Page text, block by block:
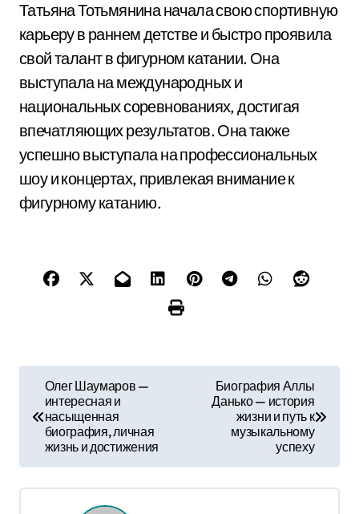
Татьяна Тотьмянина начала свою спортивную
карьеру в раннем детстве и быстро проявила
свой талант в фигурном катании. Она
выступала на международных и
национальных соревнованиях, достигая
впечатляющих результатов. Она также
успешно выступала на профессиональных
шоу и концертах, привлекая внимание к
фигурному катанию.
и
Олег Шаумаров —
интересная и
насыщенная
биография, личная
жизнь и достижения
Биография Аллы
Данько — история
жизни и путь к
музыкальному
успеху